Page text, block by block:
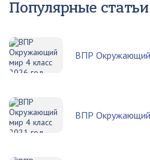
Популярные статьи
ВПР Окружающий
ВПР Окружающий